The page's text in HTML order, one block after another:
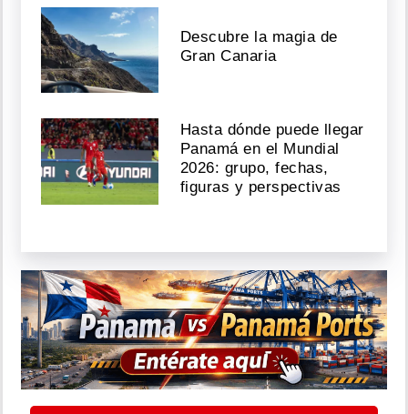
Descubre la magia de
Gran Canaria
Hasta dónde puede llegar
Panamá en el Mundial
2026: grupo, fechas,
figuras y perspectivas